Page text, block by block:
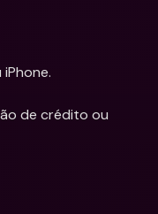
de crédito ou